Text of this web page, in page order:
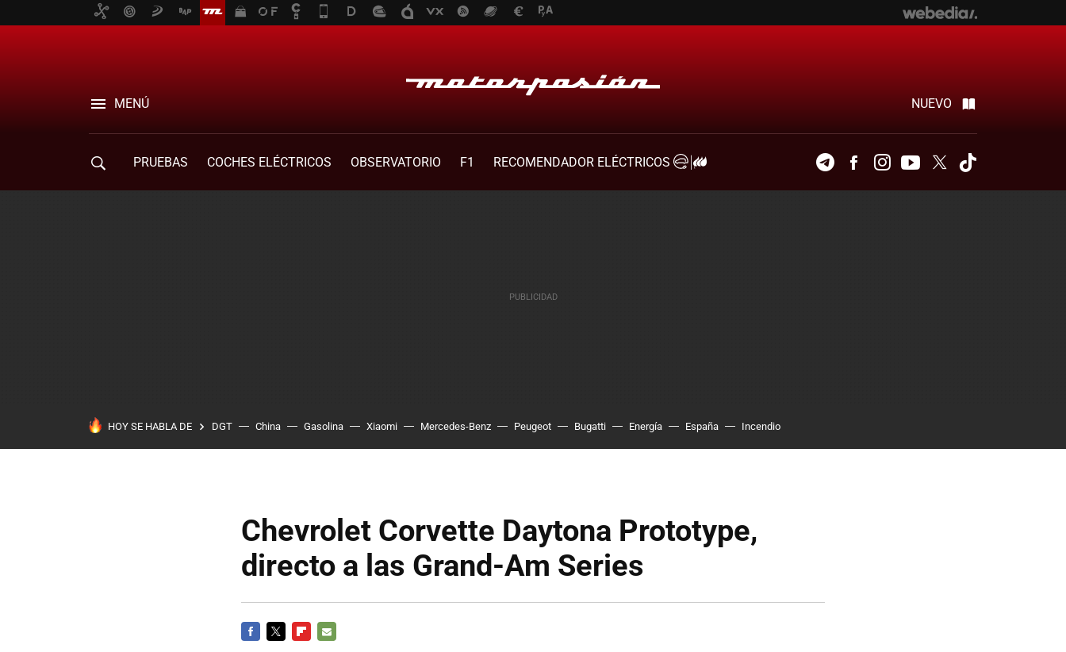
MENÚ NUEVO
PRUEBAS COCHES ELÉCTRICOS OBSERVATORIO F1
RECOMENDADOR ELÉCTRICOS
TelegramFacebookInstagramYoutubeTwitter
HOY SE HABLA DE DGT China Gasolina Xiaomi Mercedes-Benz Peugeot Bugatti Energía España Incendio
Chevrolet Corvette Daytona Prototype,
directo a las Grand-Am Series